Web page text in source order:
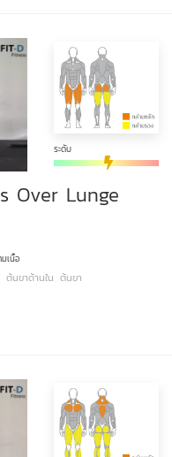
ระดับ
Over Lunge
เนื้อ
ต้นขาด้านใน ต้นขา